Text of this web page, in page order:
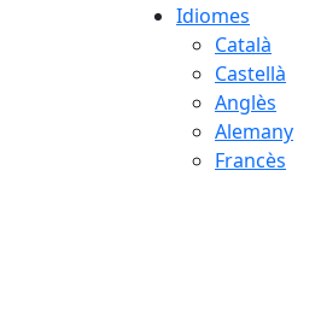
Idiomes
Català
Castellà
Anglès
Alemany
Francès